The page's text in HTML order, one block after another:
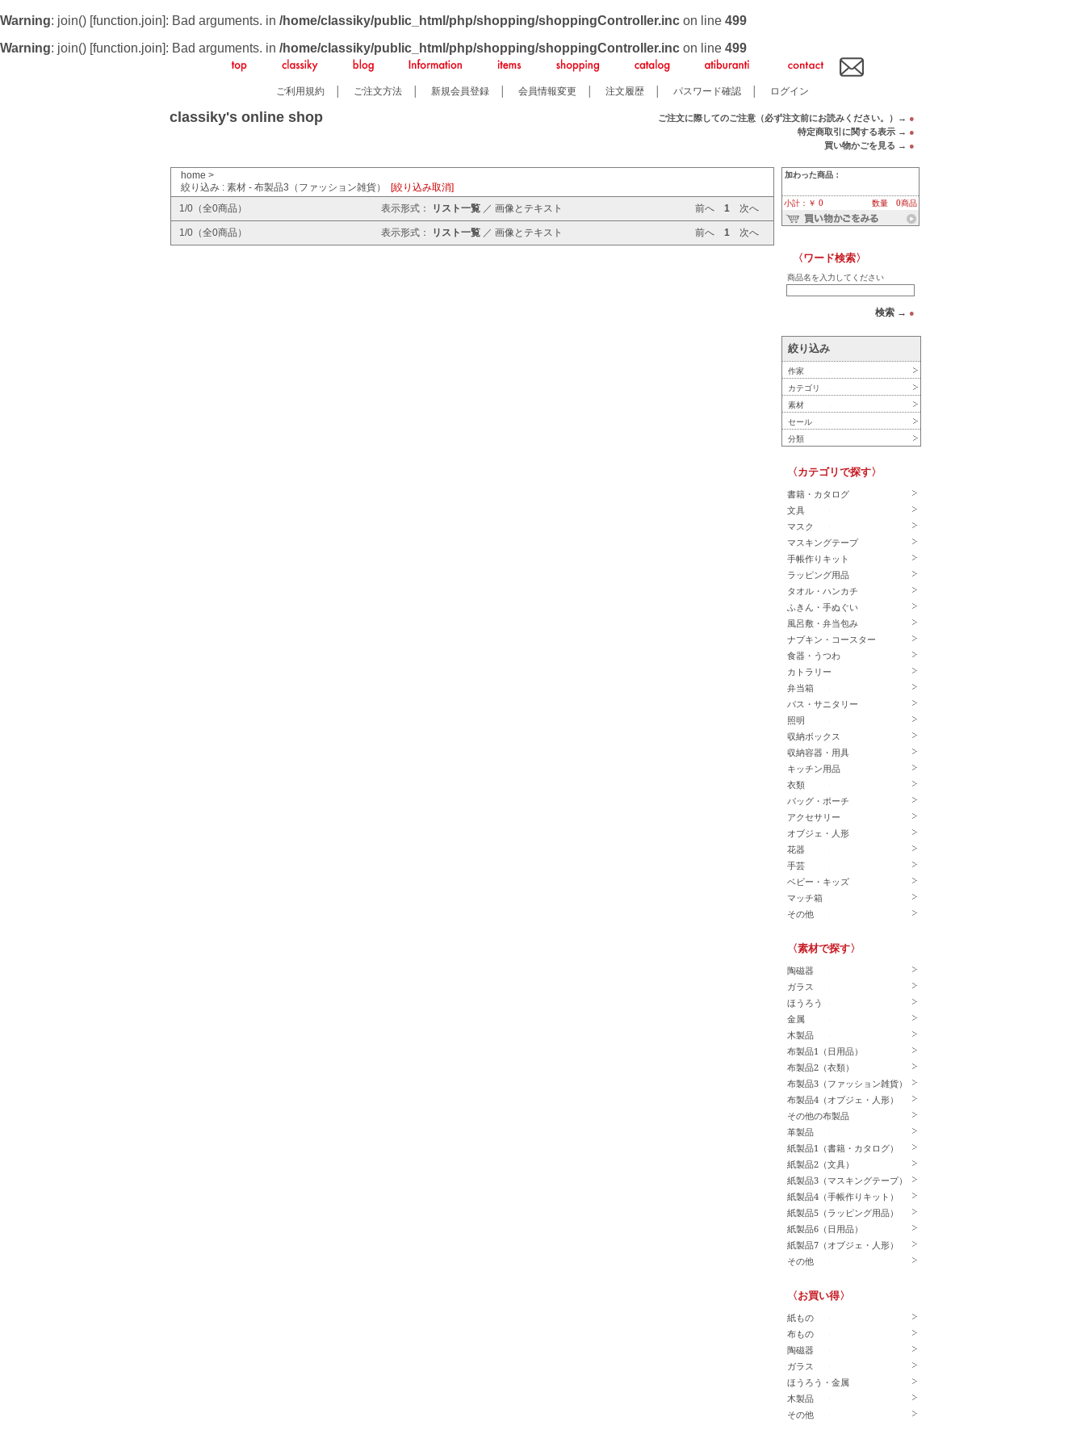
Warning: join() [function.join]: Bad arguments. in /home/classiky/public_html/php/shopping/shoppingController.inc on line 499
Warning: join() [function.join]: Bad arguments. in /home/classiky/public_html/php/shopping/shoppingController.inc on line 499
ご利用規約 ご注文方法 新規会員登録 会員情報変更 注文履歴 パスワード確認 ログイン
classiky's online shop ご注文に際してのご注意（必ず注文前にお読みください。）→ ●
特定商取引に関する表示 → ●
買い物かごを見る → ●
home >
絞り込み : 素材 - 布製品3（ファッション雑貨）
[絞り込み取消]
1/0（全0商品）
表示形式： リスト一覧／ 画像とテキスト 前へ 1次へ
1/0（全0商品） 表示形式： リスト一覧／ 画像とテキスト 前へ 1次へ
加わった商品：
小計：￥ 0 数量 0商品
〈ワード検索〉
商品名を入力してください
検索 → ●
絞り込み
作家
カテゴリ
素材
セール
分類
〈カテゴリで探す〉
書籍・カタログ
文具
マスク
マスキングテープ
手帳作りキット
ラッピング用品
タオル・ハンカチ
ふきん・手ぬぐい
風呂敷・弁当包み
ナプキン・コースター
食器・うつわ
カトラリー
弁当箱
バス・サニタリー
照明
収納ボックス
収納容器・用具
キッチン用品
衣類
バッグ・ポーチ
アクセサリー
オブジェ・人形
花器
手芸
ベビー・キッズ
マッチ箱
その他
〈素材で探す〉
陶磁器
ガラス
ほうろう
金属
木製品
布製品1（日用品）
布製品2（衣類）
布製品3（ファッション雑貨）
布製品4（オブジェ・人形）
その他の布製品
革製品
紙製品1（書籍・カタログ）
紙製品2（文具）
紙製品3（マスキングテープ）
紙製品4（手帳作りキット）
紙製品5（ラッピング用品）
紙製品6（日用品）
紙製品7（オブジェ・人形）
その他
〈お買い得〉
紙もの
布もの
陶磁器
ガラス
ほうろう・金属
木製品
その他